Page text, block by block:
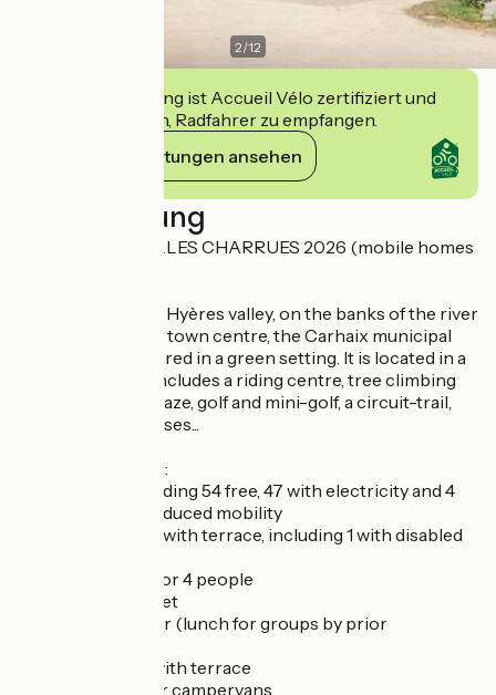
2/12
Diese Einrichtung ist Accueil Vélo zertifiziert und
verpflichtet sich, Radfahrer zu empfangen.
Ihre Verpflichtungen ansehen
Beschreibung
COMPLETE VIEILLES CHARRUES 2026 (mobile homes
In the heart of the Hyères valley, on the banks of the river
and 3 km from the town centre, the Carhaix municipal
campsite is anchored in a green setting. It is located in a
leisure area that includes a riding centre, tree climbing
courses, a plant maze, golf and mini-golf, a circuit-trail,
orienteering courses...
The campsite has :
- 62 pitches, including 54 free, 47 with electricity and 4
for people with reduced mobility
- 3 mobile homes with terrace, including 1 with disabled
- 2 caravans for 3 or 4 people
- a reception chalet
- a covered shelter (lunch for groups by prior
- a bar-crêperie with terrace
- a service area for campervans